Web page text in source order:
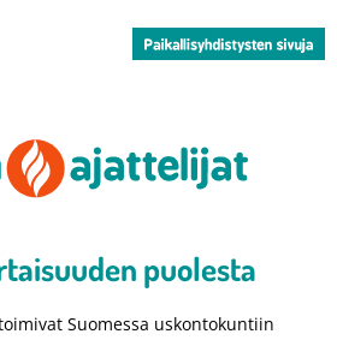
puolesta​
Suomessa uskontokuntiin